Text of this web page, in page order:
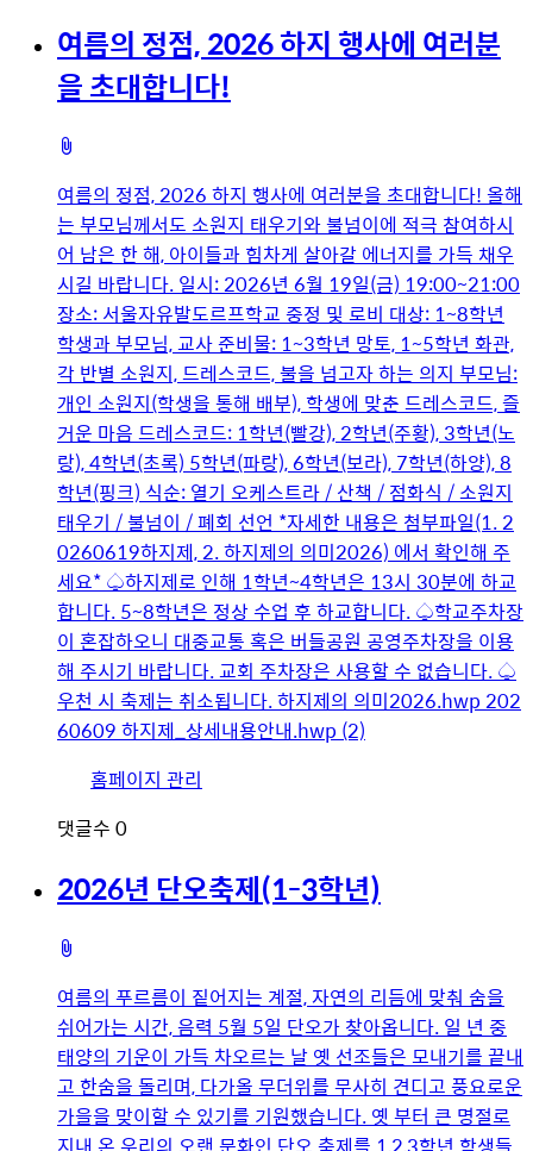
지
여름의 정점, 2026 하지 행사에 여러분
을 초대합니다!
파
일
여름의 정점, 2026 하지 행사에 여러분을 초대합니다! 올해
는 부모님께서도 소원지 태우기와 불넘이에 적극 참여하시
어 남은 한 해, 아이들과 힘차게 살아갈 에너지를 가득 채우
시길 바랍니다. 일시: 2026년 6월 19일(금) 19:00~21:00
장소: 서울자유발도르프학교 중정 및 로비 대상: 1~8학년
학생과 부모님, 교사 준비물: 1~3학년 망토, 1~5학년 화관,
각 반별 소원지, 드레스코드, 불을 넘고자 하는 의지 부모님:
개인 소원지(학생을 통해 배부), 학생에 맞춘 드레스코드, 즐
거운 마음 드레스코드: 1학년(빨강), 2학년(주황), 3학년(노
랑), 4학년(초록) 5학년(파랑), 6학년(보라), 7학년(하양), 8
학년(핑크) 식순: 열기 오케스트라 / 산책 / 점화식 / 소원지
태우기 / 불넘이 / 폐회 선언 *자세한 내용은 첨부파일(1. 2
0260619하지제, 2. 하지제의 의미2026) 에서 확인해 주
세요* ♤하지제로 인해 1학년~4학년은 13시 30분에 하교
합니다. 5~8학년은 정상 수업 후 하교합니다. ♤학교주차장
이 혼잡하오니 대중교통 혹은 버들공원 공영주차장을 이용
해 주시기 바랍니다. 교회 주차장은 사용할 수 없습니다. ♤
우천 시 축제는 취소됩니다. 하지제의 의미2026.hwp 202
60609 하지제_상세내용안내.hwp (2)
이
지
홈페이지 관리
댓글수 0
2026년 단오축제(1-3학년)
파
일
여름의 푸르름이 짙어지는 계절, 자연의 리듬에 맞춰 숨을
쉬어가는 시간, 음력 5월 5일 단오가 찾아옵니다. 일 년 중
태양의 기운이 가득 차오르는 날 옛 선조들은 모내기를 끝내
고 한숨을 돌리며, 다가올 무더위를 무사히 견디고 풍요로운
가을을 맞이할 수 있기를 기원했습니다. 옛 부터 큰 명절로